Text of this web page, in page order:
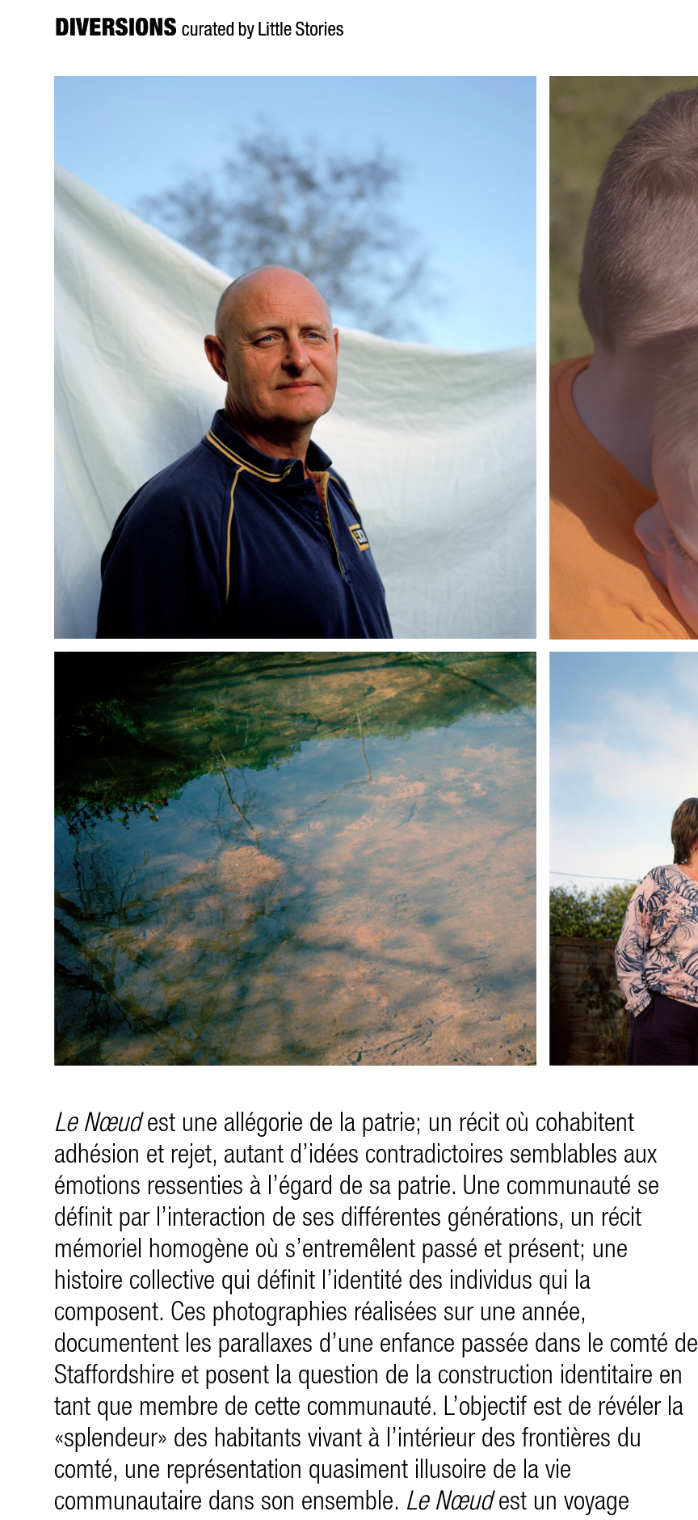
Le Nœudest une allégorie de la patrie; un récit où cohabitent
adhésion et rejet, autant d’idées contradictoires semblables aux
émotions ressenties à l’égard de sa patrie. Une communauté se
définit par l’interaction de ses différentes générations, un récit
mémoriel homogène où s’entremêlent passé et présent; une
histoire collective qui définit l’identité des individus qui la
composent. Ces photographies réalisées sur une année,
documentent les parallaxes d’une enfance passée dans le comté de
Staffordshire et posent la question de la construction identitaire en
tant que membre de cette communauté. L’objectif est de révéler la
«splendeur» des habitants vivant à l’intérieur des frontières du
comté, une représentation quasiment illusoire de la vie
communautaire dans son ensemble. Le Nœudest un voyage